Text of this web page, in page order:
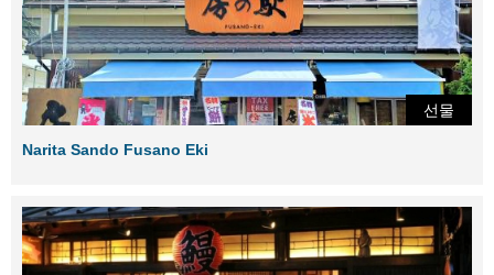
선물
Narita Sando Fusano Eki